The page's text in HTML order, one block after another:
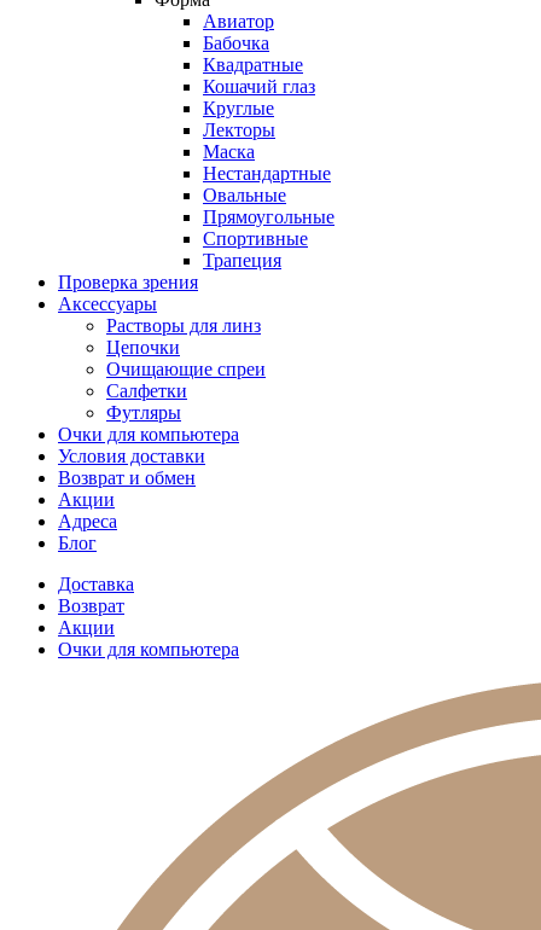
Авиатор
Бабочка
Квадратные
Кошачий глаз
Круглые
Лекторы
Маска
Нестандартные
Овальные
Прямоугольные
Спортивные
Трапеция
Проверка зрения
Аксессуары
Растворы для линз
Цепочки
Очищающие спреи
Салфетки
Футляры
Очки для компьютера
Условия доставки
Возврат и обмен
Акции
Адреса
Блог
Доставка
Возврат
Акции
Очки для компьютера